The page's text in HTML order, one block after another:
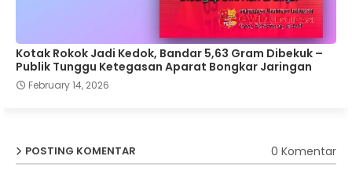
Kotak Rokok Jadi Kedok, Bandar 5,63 Gram Dibekuk –
Publik Tunggu Ketegasan Aparat Bongkar Jaringan
February 14, 2026
POSTING KOMENTAR 0 Komentar